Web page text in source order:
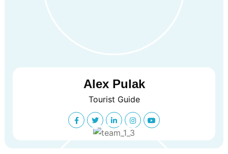
Alex Pulak
Tourist Guide